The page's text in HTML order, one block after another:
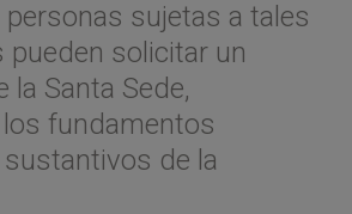
sujetas a tales
pueden solicitar un
la Santa Sede,
fundamentos
de la